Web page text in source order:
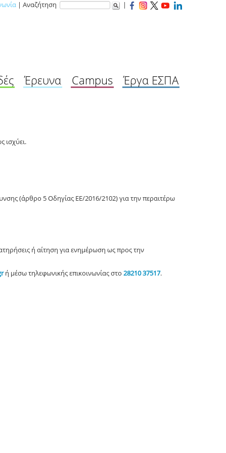
| Αναζήτηση |
Έρευνα Campus Έργα ΕΣΠΑ
ισχύει.
(άρθρο 5 Οδηγίας ΕΕ/2016/2102) για την περαιτέρω
ή αίτηση για ενημέρωση ως προς την
ή μέσω τηλεφωνικής επικοινωνίας στο 28210 37517.